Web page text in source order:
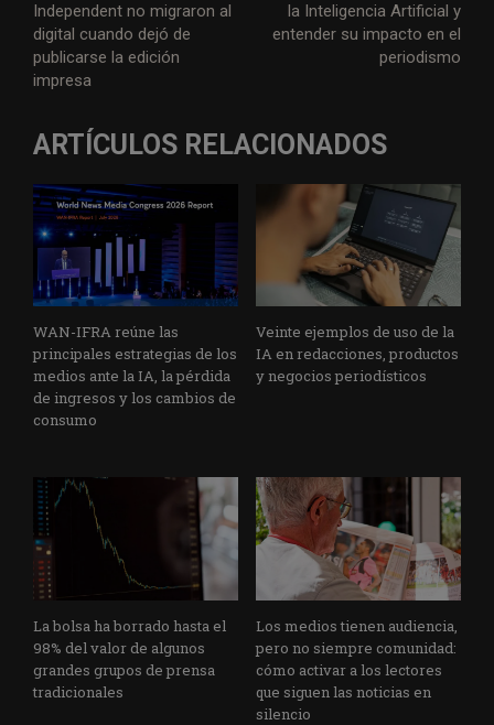
Independent no migraron al
digital cuando dejó de
publicarse la edición
impresa
la Inteligencia Artificial y
entender su impacto en el
periodismo
ARTÍCULOS RELACIONADOS
WAN-IFRA reúne las
principales estrategias de los
medios ante la IA, la pérdida
de ingresos y los cambios de
consumo
Veinte ejemplos de uso de la
IA en redacciones, productos
y negocios periodísticos
La bolsa ha borrado hasta el
98% del valor de algunos
grandes grupos de prensa
tradicionales
Los medios tienen audiencia,
pero no siempre comunidad:
cómo activar a los lectores
que siguen las noticias en
silencio